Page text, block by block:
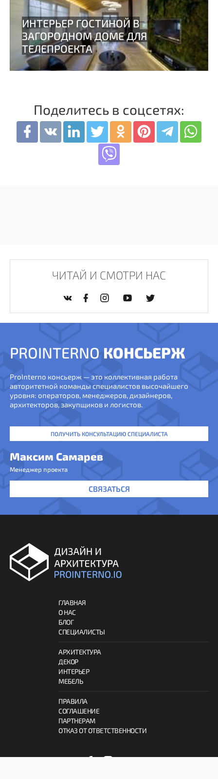
Поделитесь в соцсетях:
ЧИТАЙ И СМОТРИ НАС
PROINTERNO КОНСЬЕРЖ
ProInterno консьерж — это коллективная работа
авторитетной команды специалистов высочайшего
уровня: операторов, менеджеров, дизайнеров,
архитекторов, закупщиков и логистов.
ПОЛУЧИТЬ КОНСУЛЬТАЦИЮ СПЕЦИАЛИСТА
Максим Самарев
Менеджер проекта
СВЯЗАТЬСЯ
ГЛАВНАЯ
О НАС
БЛОГ
СПЕЦИАЛИСТЫ
АРХИТЕКТУРА
ДЕКОР
ИНТЕРЬЕР
МЕБЕЛЬ
ПРАВИЛА
СОГЛАШЕНИЕ
ПАРТНЕРАМ
ОТКАЗ ОТ ОТВЕТСТВЕННОСТИ